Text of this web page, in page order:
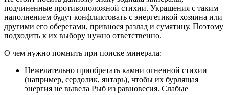
подчиненные противоположной стихии. Украшения с таким
наполнением будут конфликтовать с энергетикой хозяина или
другими его оберегами, привнося разлад и сумятицу. Поэтому
подходить к их выбору нужно ответственно.
О чем нужно помнить при поиске минерала:
Нежелательно приобретать камни огненной стихии
(например, сердолик, янтарь), чтобы их бурлящая
энергия не вывела Рыб из равновесия. Слабые